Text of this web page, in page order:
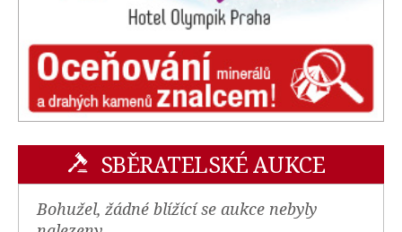
SBĚRATELSKÉ AUKCE
Bohužel, žádné blížící se aukce nebyly